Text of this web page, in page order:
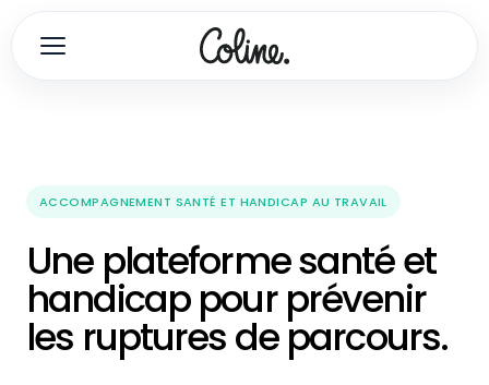
ACCOMPAGNEMENT SANTÉ ET HANDICAP AU TRAVAIL
Une plateforme santé et
handicap pour prévenir
les ruptures de parcours.